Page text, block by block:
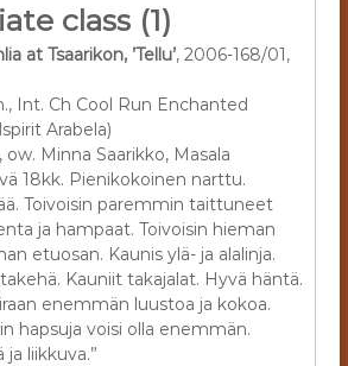
class (1)
at Tsaarikon, ’Tellu’, 2006-168/01,
Int. Ch Cool Run Enchanted
Arabela)
ow. Minna Saarikko, Masala
18kk. Pienikokoinen narttu.
Toivoisin paremmin taittuneet
ja hampaat. Toivoisin hieman
etuosan. Kaunis ylä- ja alalinja.
Kauniit takajalat. Hyvä häntä.
enemmän luustoa ja kokoa.
hapsuja voisi olla enemmän.
ja liikkuva.”